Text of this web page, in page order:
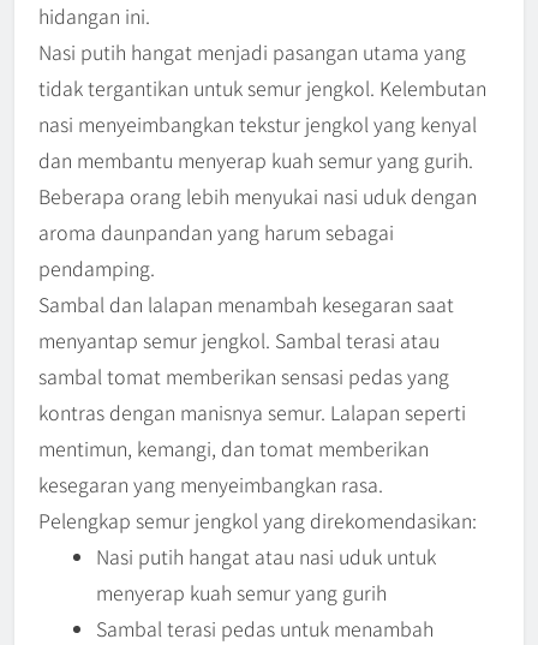
hidangan ini.
Nasi putih hangat menjadi pasangan utama yang
tidak tergantikan untuk semur jengkol. Kelembutan
nasi menyeimbangkan tekstur jengkol yang kenyal
dan membantu menyerap kuah semur yang gurih.
Beberapa orang lebih menyukai nasi uduk dengan
aroma daunpandan yang harum sebagai
pendamping.
Sambal dan lalapan menambah kesegaran saat
menyantap semur jengkol. Sambal terasi atau
sambal tomat memberikan sensasi pedas yang
kontras dengan manisnya semur. Lalapan seperti
mentimun, kemangi, dan tomat memberikan
kesegaran yang menyeimbangkan rasa.
Pelengkap semur jengkol yang direkomendasikan:
Nasi putih hangat atau nasi uduk untuk
menyerap kuah semur yang gurih
Sambal terasi pedas untuk menambah